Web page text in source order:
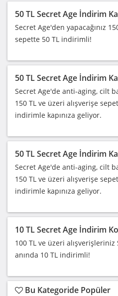
50 TL Secret Age İndirim
Secret Age'den yapacağınız
sepette 50 TL indirimli!
50 TL Secret Age İndirim
Secret Age'de anti-aging, cilt
150 TL ve üzeri alışverişe
indirimle kapınıza geliyor.
50 TL Secret Age İndirim
Secret Age'de anti-aging, cilt
150 TL ve üzeri alışverişe
indirimle kapınıza geliyor.
10 TL Secret Age İndirim
100 TL ve üzeri
anında 10 TL indirimli!
Bu Kategoride Popüler